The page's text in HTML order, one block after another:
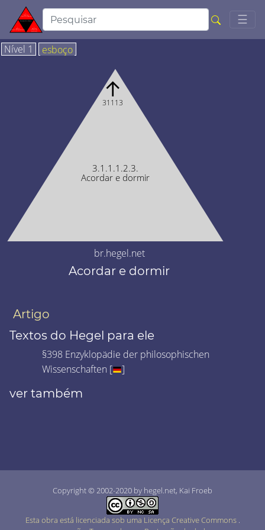
☰
Nível 1 esboço
3.1.1.1.2.3.
Acordar e dormir
↑
31113
br.hegel.net
Acordar e dormir
Artigo
Textos do Hegel para ele
§398 Enzyklopädie der philosophischen
Wissenschaften [
]
ver também
Copyright © 2002-2020 by hegel.net, Kai Froeb
Esta obra está licenciada sob uma Licença Creative Commons .